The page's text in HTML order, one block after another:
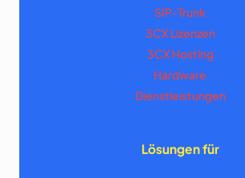
SIP-Trunk
3CX Lizenzen
3CX Hosting
Hardware
Dienstleistungen
Lösungen für